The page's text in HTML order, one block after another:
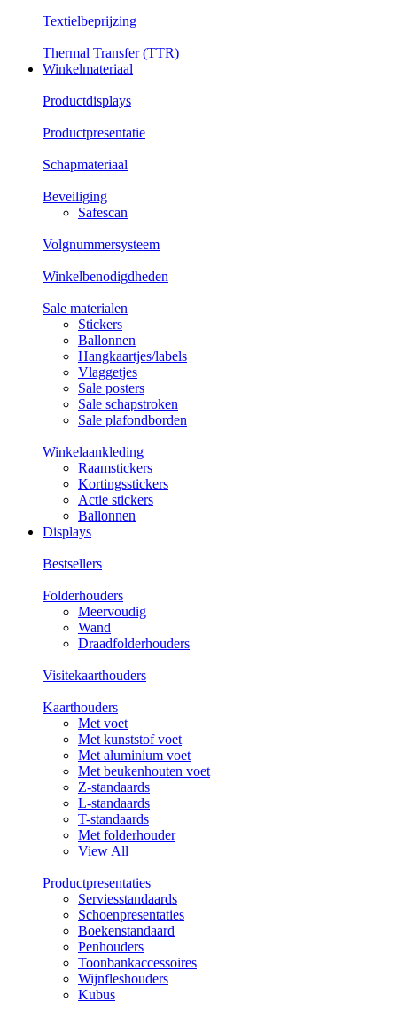
Textielbeprijzing
Thermal Transfer (TTR)
Winkelmateriaal
Productdisplays
Productpresentatie
Schapmateriaal
Beveiliging
Safescan
Volgnummersysteem
Winkelbenodigdheden
Sale materialen
Stickers
Ballonnen
Hangkaartjes/labels
Vlaggetjes
Sale posters
Sale schapstroken
Sale plafondborden
Winkelaankleding
Raamstickers
Kortingsstickers
Actie stickers
Ballonnen
Displays
Bestsellers
Folderhouders
Meervoudig
Wand
Draadfolderhouders
Visitekaarthouders
Kaarthouders
Met voet
Met kunststof voet
Met aluminium voet
Met beukenhouten voet
Z-standaards
L-standaards
T-standaards
Met folderhouder
View All
Productpresentaties
Serviesstandaards
Schoenpresentaties
Boekenstandaard
Penhouders
Toonbankaccessoires
Wijnfleshouders
Kubus